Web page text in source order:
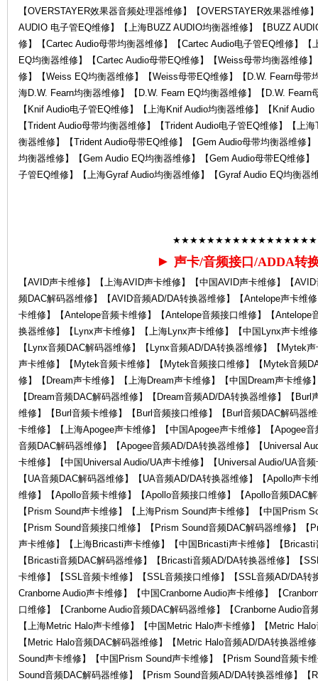
【OVERSTAYER效果器音频处理器维修】【OVERSTAYER效果器维修
AUDIO 电子管EQ维修】【上海BUZZ AUDIO均衡器维修】【BUZZ
修】【Cartec Audio母带均衡器维修】【Cartec Audio电子管EQ维修】
EQ均衡器维修】【Cartec Audio母带EQ维修】【Weiss母带均衡器维修
修】【Weiss EQ均衡器维修】【Weiss母带EQ维修】【D.W. Fearn母带
海D.W. Fearn均衡器维修】【D.W. Fearn EQ均衡器维修】【D.W.
【Knif Audio电子管EQ维修】【上海Knif Audio均衡器维修】【Knif
【Trident Audio母带均衡器维修】【Trident Audio电子管EQ维修】【上
衡器维修】【Trident Audio母带EQ维修】【Gem Audio母带均衡器维修
均衡器维修】【Gem Audio EQ均衡器维修】【Gem Audio母带EQ维修
子管EQ维修】【上海Gyraf Audio均衡器维修】【Gyraf Audio EQ均衡器
► 声卡/音频接口/ADDA转
【AVID声卡维修】【上海AVID声卡维修】【中国AVID声卡维修】【
频DAC解码器维修】【AVID音频AD/DA转换器维修】【Antelope声卡维
卡维修】【Antelope音频卡维修】【Antelope音频接口维修】【Antelope
换器维修】【Lynx声卡维修】【上海Lynx声卡维修】【中国Lynx声卡维
【Lynx音频DAC解码器维修】【Lynx音频AD/DA转换器维修】【Mytek
声卡维修】【Mytek音频卡维修】【Mytek音频接口维修】【Mytek音频
修】【Dream声卡维修】【上海Dream声卡维修】【中国Dream声卡维
【Dream音频DAC解码器维修】【Dream音频AD/DA转换器维修】【
维修】【Burl音频卡维修】【Burl音频接口维修】【Burl音频DAC解码器
卡维修】【上海Apogee声卡维修】【中国Apogee声卡维修】【Apogee
音频DAC解码器维修】【Apogee音频AD/DA转换器维修】【Universal
卡维修】【中国Universal Audio/UA声卡维修】【Universal Audio/UA音
【UA音频DAC解码器维修】【UA音频AD/DA转换器维修】【Apollo声
维修】【Apollo音频卡维修】【Apollo音频接口维修】【Apollo音频DAC
【Prism Sound声卡维修】【上海Prism Sound声卡维修】【中国Prism
【Prism Sound音频接口维修】【Prism Sound音频DAC解码器维修】
声卡维修】【上海Bricasti声卡维修】【中国Bricasti声卡维修】【
【Bricasti音频DAC解码器维修】【Bricasti音频AD/DA转换器维修】【
卡维修】【SSL音频卡维修】【SSL音频接口维修】【SSL音频AD/DA转
Cranborne Audio声卡维修】【中国Cranborne Audio声卡维修】【
口维修】【Cranborne Audio音频DAC解码器维修】【Cranborne Audio
【上海Metric Halo声卡维修】【中国Metric Halo声卡维修】【Metric
【Metric Halo音频DAC解码器维修】【Metric Halo音频AD/DA转换器维
Sound声卡维修】【中国Prism Sound声卡维修】【Prism Sound音频卡
Sound音频DAC解码器维修】【Prism Sound音频AD/DA转换器维修】【